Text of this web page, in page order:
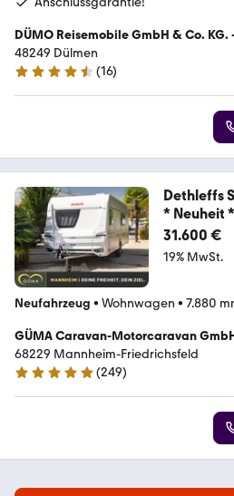
DÜMO Reisemobile GmbH & Co.
48249 Dülmen
4.3 Sterne
(16)
Dethleffs
31.600 €
19% MwSt.
Neufahrzeug • Wohnwagen • 7.880
GÜMA Caravan-Motorcaravan
68229 Mannheim-Friedrichsfeld
4.8 Sterne
(249)